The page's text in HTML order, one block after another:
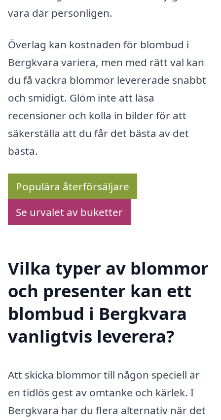
vara där personligen.
Överlag kan kostnaden för blombud i
Bergkvara variera, men med rätt val kan
du få vackra blommor levererade snabbt
och smidigt. Glöm inte att läsa
recensioner och kolla in bilder för att
säkerställa att du får det bästa av det
bästa.
Populära återförsäljare
Se urvalet av buketter
Vilka typer av blommor
och presenter kan ett
blombud i Bergkvara
vanligtvis leverera?
Att skicka blommor till någon speciell är
en tidlös gest av omtanke och kärlek. I
Bergkvara har du flera alternativ när det